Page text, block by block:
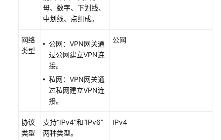
关
除
VPN
网
关
上
VPN
网
母、数字、下划线、
中划线、点组成。
网络
类型
公网：VPN网关通
过公网建立VPN连
接。
私网：VPN网关通
过私网建立VPN连
接。
公网
协议
类型
支持“IPv4”和“IPv6”
两种类型。
IPv4